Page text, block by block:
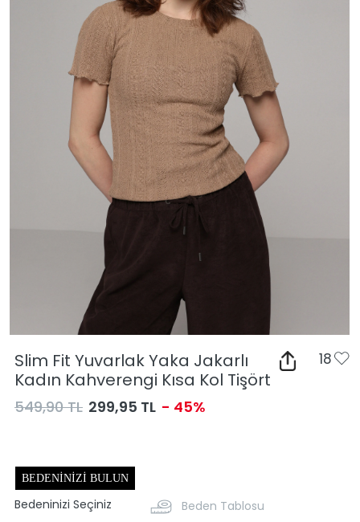
Slim Fit Yuvarlak Yaka Jakarlı
Kadın Kahverengi Kısa Kol Tişört
18
549,90 TL 299,95 TL - 45%
BEDENINIZI BULUN
Bedeninizi Seçiniz Beden Tablosu